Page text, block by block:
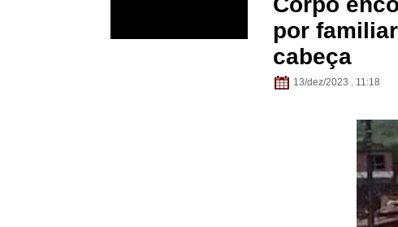
por
cabeça
13/dez/2023 . 11:18